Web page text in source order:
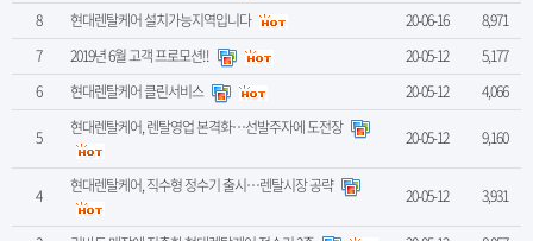
8
현대렌탈케어 설치가능지역입니다 20-06-16
8,971
7
2019년 6월 고객 프로모션!! 20-05-12
5,177
6
현대렌탈케어 클린서비스 20-05-12 4,066
5 현대렌탈케어, 렌탈영업 본격화…선발주자에 도전장 20-05-12 9,160
4 현대렌탈케어, 직수형 정수기 출시…렌탈시장 공략 20-05-12 3,931